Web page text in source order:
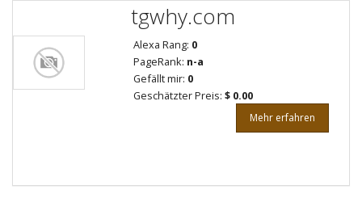
tgwhy.com
Alexa Rang: 0
PageRank: n-a
Gefällt mir: 0
Geschätzter Preis: $ 0.00
Mehr erfahren